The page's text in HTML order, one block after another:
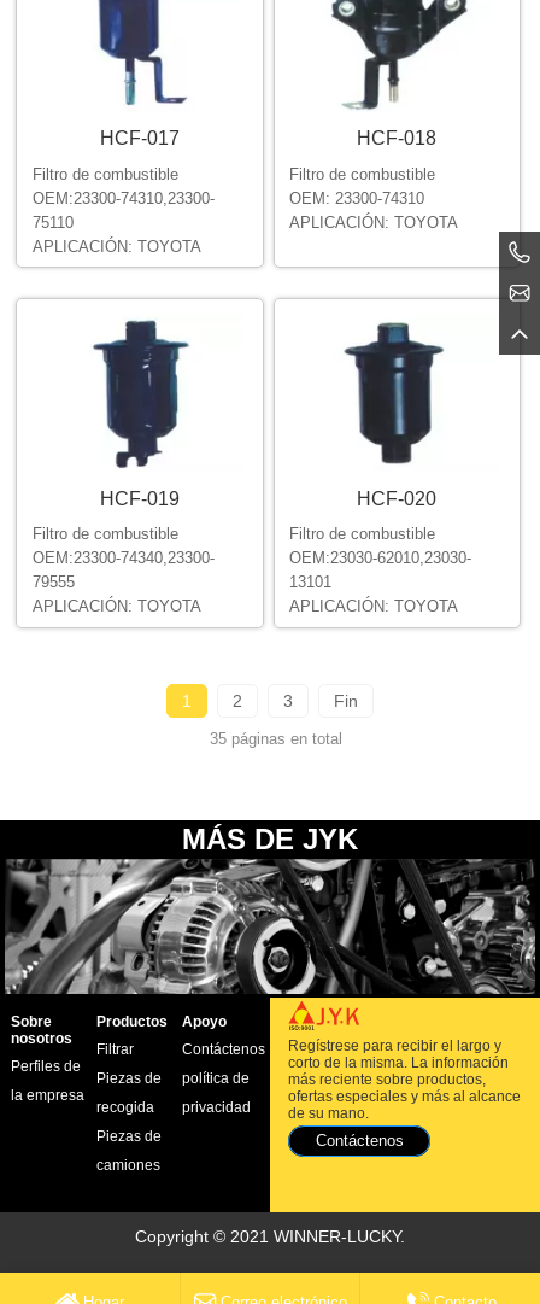
HCF-017
Filtro de combustible
OEM:23300-74310,23300-
75110
APLICACIÓN: TOYOTA
HCF-018
Filtro de combustible
OEM: 23300-74310
APLICACIÓN: TOYOTA
HCF-019
Filtro de combustible
OEM:23300-74340,23300-
79555
APLICACIÓN: TOYOTA
HCF-020
Filtro de combustible
OEM:23030-62010,23030-
13101
APLICACIÓN: TOYOTA
1 2 3 Fin
35 páginas en total
MÁS DE JYK
Sobre
nosotros
Perfiles de
la empresa
Productos
Filtrar
Piezas de
recogida
Piezas de
camiones
Apoyo
Contáctenos
política de
privacidad
Regístrese para recibir el largo y
corto de la misma. La información
más reciente sobre productos,
ofertas especiales y más al alcance
de su mano.
Contáctenos
Copyright © 2021 WINNER-LUCKY.